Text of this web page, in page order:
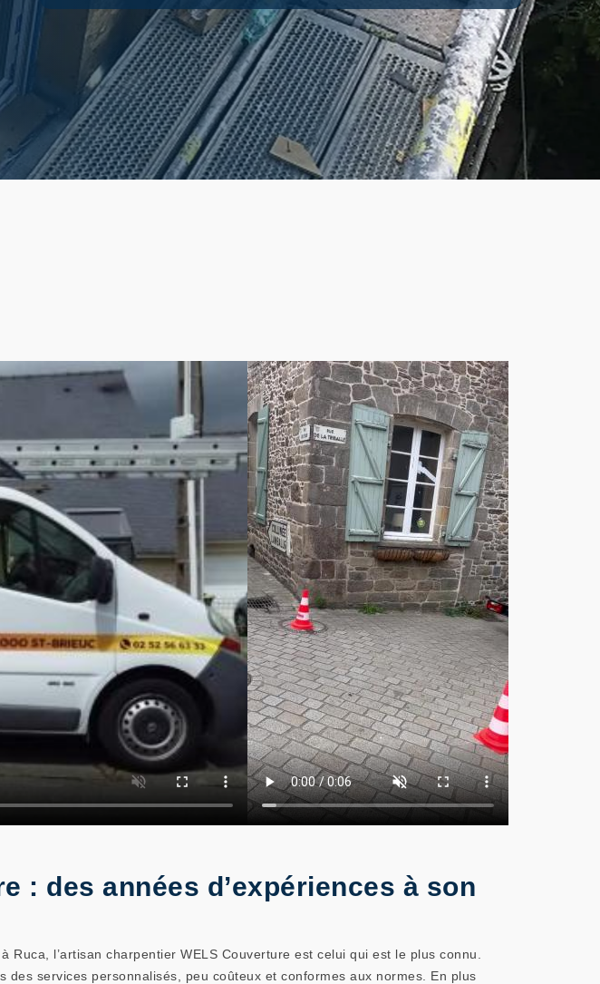
: des années d’expériences à son
l’artisan charpentier WELS Couverture est celui qui est le plus connu.
services personnalisés, peu coûteux et conformes aux normes. En plus